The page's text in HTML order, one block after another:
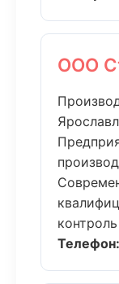
ООО
Телефон: